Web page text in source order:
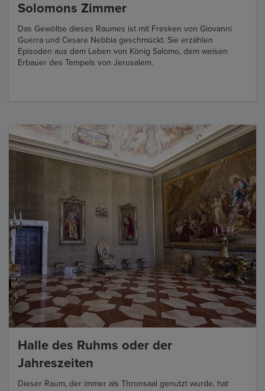
Solomons Zimmer
Das Gewölbe dieses Raumes ist mit Fresken von Giovanni
Guerra und Cesare Nebbia geschmückt. Sie erzählen
Episoden aus dem Leben von König Salomo, dem weisen
Erbauer des Tempels von Jerusalem.
Halle des Ruhms oder der
Jahreszeiten
Dieser Raum, der immer als Thronsaal genutzt wurde, hat